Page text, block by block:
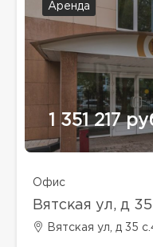
Аренда
1 351 217
Офис
Вятская ул, д
Вятская ул, д 35